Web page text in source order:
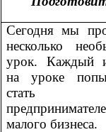
Сегодня мы
несколько
урок. Каждый
на уроке
стать
малого бизнеса.